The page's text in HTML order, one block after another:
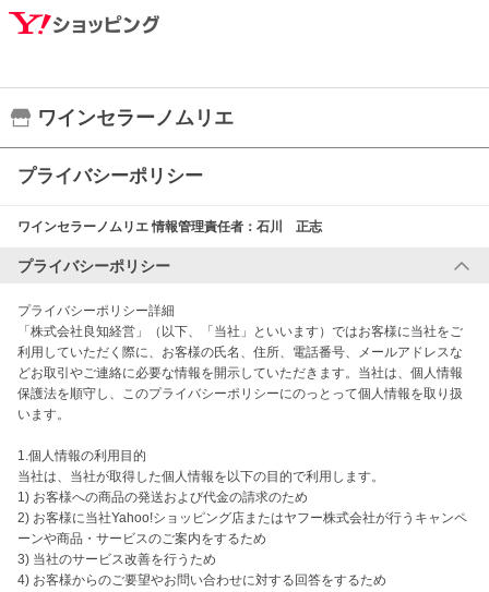
ワインセラーノムリエ
プライバシーポリシー
ワインセラーノムリエ情報管理責任者： 石川 正志
プライバシーポリシー
プライバシーポリシー詳細
「株式会社良知経営」（以下、「当社」といいます）ではお客様に当社をご
利用していただく際に、お客様の氏名、住所、電話番号、メールアドレスな
どお取引やご連絡に必要な情報を開示していただきます。当社は、個人情報
保護法を順守し、このプライバシーポリシーにのっとって個人情報を取り扱
います。
1.個人情報の利用目的
当社は、当社が取得した個人情報を以下の目的で利用します。
1) お客様への商品の発送および代金の請求のため
2) お客様に当社Yahoo!ショッピング店またはヤフー株式会社が行うキャンペ
ーンや商品・サービスのご案内をするため
3) 当社のサービス改善を行うため
4) お客様からのご要望やお問い合わせに対する回答をするため